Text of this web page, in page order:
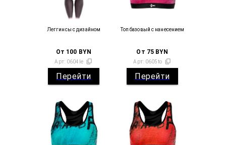
Леггинсы с дизайном
От 100 BYN
Арт: 0604le
Перейти
Топ базовый с нанесением
От 75 BYN
Арт: 0605to
Перейти